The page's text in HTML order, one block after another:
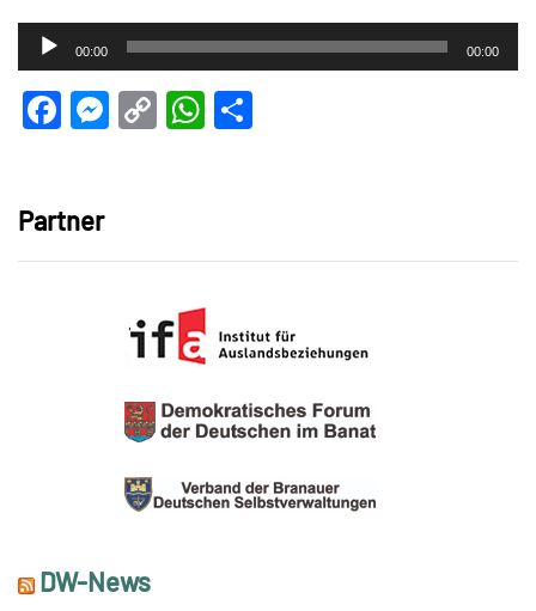
Audio-
Player
00:00 00:00
Facebook
Messenger
CopyWhatsApp
Partner
DW-News